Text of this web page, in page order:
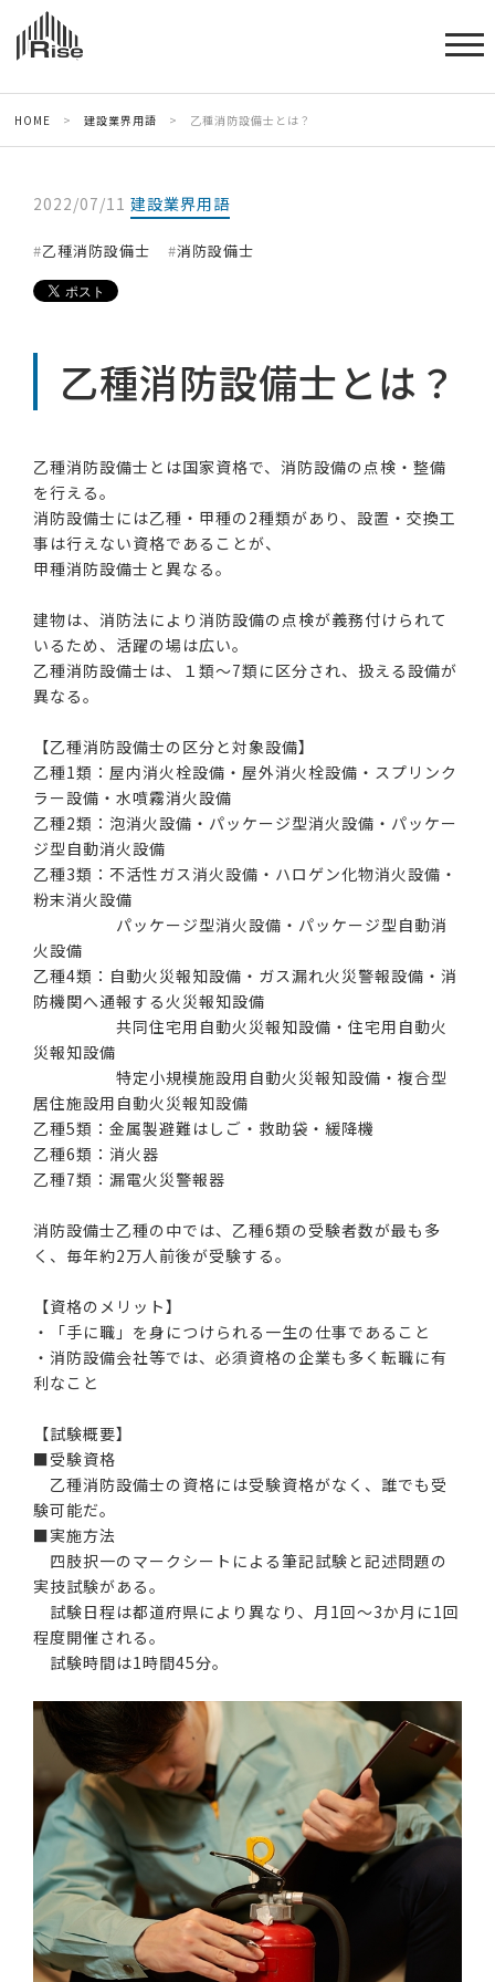
HOME > 建設業界用語 > 乙種消防設備士とは？
2022/07/11 建設業界用語
乙種消防設備士 消防設備士
乙種消防設備士とは？
乙種消防設備士とは国家資格で、消防設備の点検・整備
を行える。
消防設備士には乙種・甲種の2種類があり、設置・交換工
事は行えない資格であることが、
甲種消防設備士と異なる。
建物は、消防法により消防設備の点検が義務付けられて
いるため、活躍の場は広い。
乙種消防設備士は、１類～7類に区分され、扱える設備が
異なる。
【乙種消防設備士の区分と対象設備】
乙種1類：屋内消火栓設備・屋外消火栓設備・スプリンク
ラー設備・水噴霧消火設備
乙種2類：泡消火設備・パッケージ型消火設備・パッケー
ジ型自動消火設備
乙種3類：不活性ガス消火設備・ハロゲン化物消火設備・
粉末消火設備
パッケージ型消火設備・パッケージ型自動消
火設備
乙種4類：自動火災報知設備・ガス漏れ火災警報設備・消
防機関へ通報する火災報知設備
共同住宅用自動火災報知設備・住宅用自動火
災報知設備
特定小規模施設用自動火災報知設備・複合型
居住施設用自動火災報知設備
乙種5類：金属製避難はしご・救助袋・緩降機
乙種6類：消火器
乙種7類：漏電火災警報器
消防設備士乙種の中では、乙種6類の受験者数が最も多
く、毎年約2万人前後が受験する。
【資格のメリット】
・「手に職」を身につけられる一生の仕事であること
・消防設備会社等では、必須資格の企業も多く転職に有
利なこと
【試験概要】
■受験資格
乙種消防設備士の資格には受験資格がなく、誰でも受
験可能だ。
■実施方法
四肢択一のマークシートによる筆記試験と記述問題の
実技試験がある。
試験日程は都道府県により異なり、月1回～3か月に1回
程度開催される。
試験時間は1時間45分。